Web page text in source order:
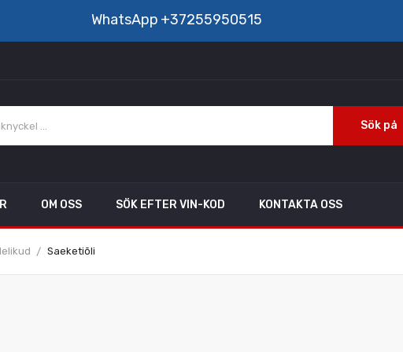
WhatsApp +37255950515
Sök på
OM OSS SÖK EFTER VIN-KOD KONTAKTA OSS
Saeketiõli